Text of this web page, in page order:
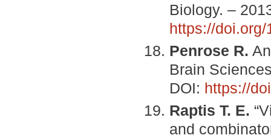
Biology. –
https://
Penrose R.
Brain
DOI: https://
Raptis T. E.
and